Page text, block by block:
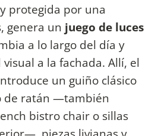
protegida por una
genera un juego de luces
a lo largo del día y
a la fachada. Allí, el
un guiño clásico
de ratán —también
bistro chair o sillas